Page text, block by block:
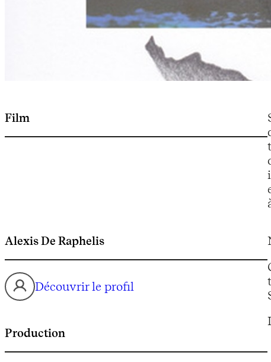
Film
Alexis De Raphelis
Découvrir le profil
Production